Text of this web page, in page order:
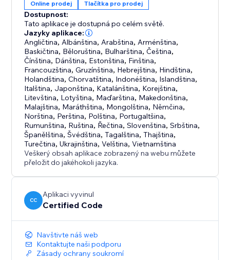
Online prodej Tlačítka pro prodej
Dostupnost:
Tato aplikace je dostupná po celém světě.
Jazyky aplikace:
Angličtina, Albánština, Arabština, Arménština,
Baskičtina, Běloruština, Bulharština,Čeština,
Čínština, Dánština, Estonština, Finština,
Francouzština,Gruzínština, Hebrejština, Hindština,
Holandština,Chorvatština, Indonéština, Islandština,
Italština, Japonština, Katalánština, Korejština,
Litevština, Lotyština, Maďarština, Makedonština,
Malajština, Maráthština, Mongolština, Němčina,
Norština, Perština, Polština, Portugaltšina,
Rumunština, Ruština, Řečtina,Slovenština,Srbština,
Španělština,Švédština,Tagalština,Thajština,
Turečtina,Ukrajinština,Velština,Vietnamština
Veškerý obsah aplikace zobrazený na webu můžete
přeložit do jakéhokoli jazyka.
CC
Aplikaci vyvinul
Certified Code
Navštivte náš web
Kontaktujte naši podporu
Zásady ochrany soukromí